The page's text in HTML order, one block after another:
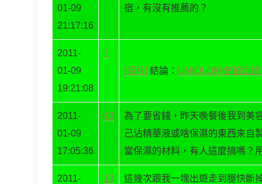
01-09
21:17:16
宿，有沒有推薦的？
2011-
01-09
19:21:08
7
[照片] 結論： UNIQLO好會拍型錄
2011-
01-09
17:05:36
43
為了要省錢，昨天晚餐後我到美
己沾精華液或啥保濕的東西來自
當保濕的材料，有人這麼搞嗎？
2011-
13
這幾次跟我一塊出遊走到腿快斷